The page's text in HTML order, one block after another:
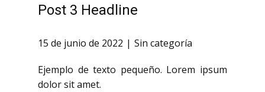
Post 3 Headline
15 de junio de 2022 Sin categoría
Ejemplo de texto pequeño. Lorem ipsum
dolor sit amet.